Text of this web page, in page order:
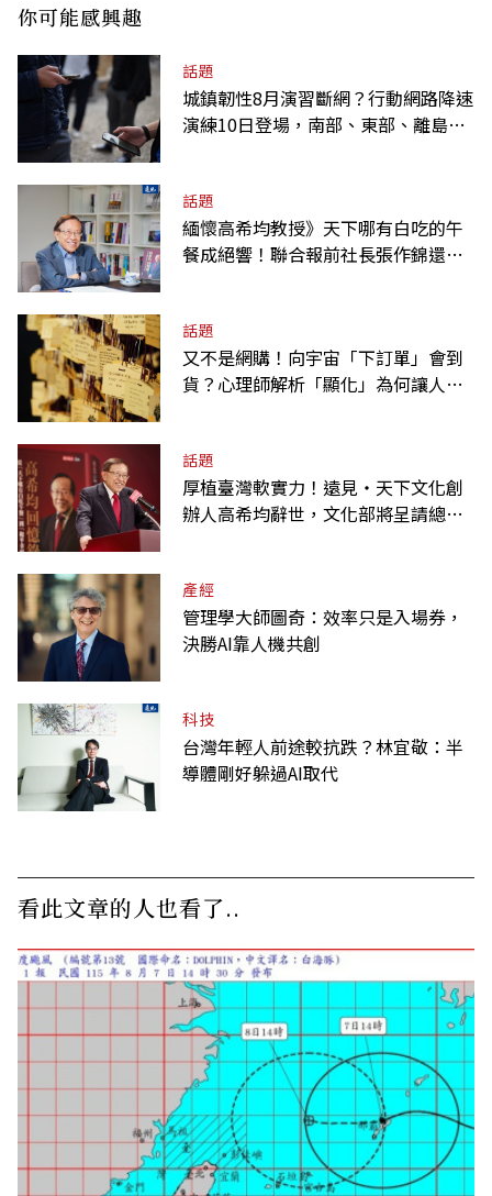
你可能感興趣
話題
城鎮韌性8月演習斷網？行動網路降速
演練10日登場，南部、東部、離島為
話題
緬懷高希均教授》天下哪有白吃的午
餐成絕響！聯合報前社長張作錦還原
話題
又不是網購！向宇宙「下訂單」會到
貨？心理師解析「顯化」為何讓人無
話題
厚植臺灣軟實力！遠見‧天下文化創
辦人高希均辭世，文化部將呈請總統
產經
管理學大師圖奇：效率只是入場券，
決勝AI靠人機共創
科技
台灣年輕人前途較抗跌？林宜敬：半
導體剛好躲過AI取代
看此文章的人也看了..